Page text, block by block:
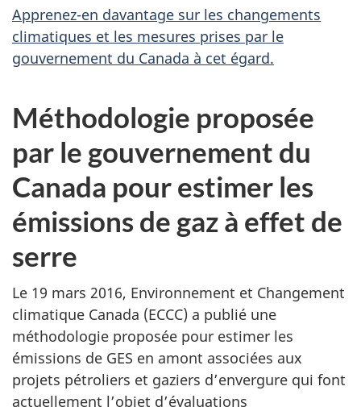
Apprenez-en davantage sur les changements
climatiques et les mesures prises par le
gouvernement du Canada à cet égard.
Méthodologie proposée
par le gouvernement du
Canada pour estimer les
émissions de gaz à effet de
serre
Le 19 mars 2016, Environnement et Changement
climatique Canada (ECCC) a publié une
méthodologie proposée pour estimer les
émissions de GES en amont associées aux
projets pétroliers et gaziers d’envergure qui font
actuellement l’objet d’évaluations